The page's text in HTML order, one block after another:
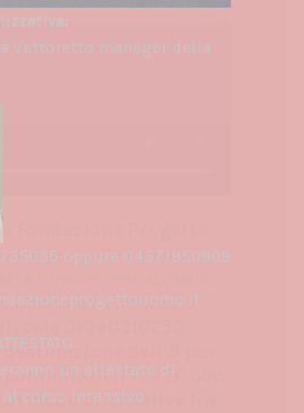
Vettoretto manager della
oppure 0437/950909
un attestato di
corso intensivo
il 5 per mille è molto
riportare nello spazio
dell’8 per
mille dell’IRPEF non
modo alternative fra